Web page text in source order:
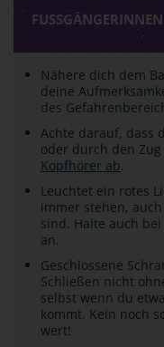
FUSSGÄNGERINNEN
Nähere dich dem
deine
des
Achte darauf, dass
oder durch den
Kopfhörer ab.
Leuchtet ein rotes
immer stehen,
sind. Halte auch
an.
Geschlossene
Schließen nicht
selbst wenn du
kommt. Kein noch
wert!